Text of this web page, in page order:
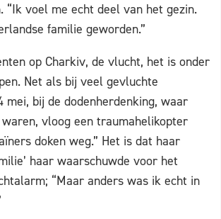
“Ik voel me echt deel van het gezin.
familie geworden.”
op Charkiv, de vlucht, het is onder
Net als bij veel gevluchte
mei, bij de dodenherdenking, waar
vloog een traumahelikopter
doken weg.” Het is dat haar
haar waarschuwde voor het
“Maar anders was ik echt in